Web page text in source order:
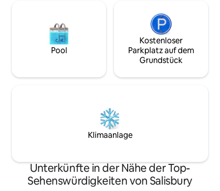
Pool
Kostenloser
Parkplatz auf dem
Grundstück
Klimaanlage
Unterkünfte in der Nähe der Top-
Sehenswürdigkeiten von Salisbury